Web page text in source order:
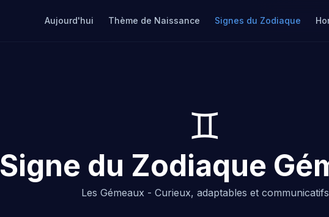
Aujourd'hui Thème de Naissance Signes du Zodiaque
♊
Signe du Zodiaque
Les Gémeaux - Curieux, adaptables et communicatifs